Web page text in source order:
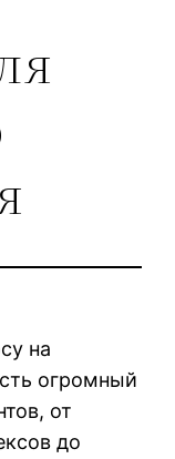
на
огромный
от
до